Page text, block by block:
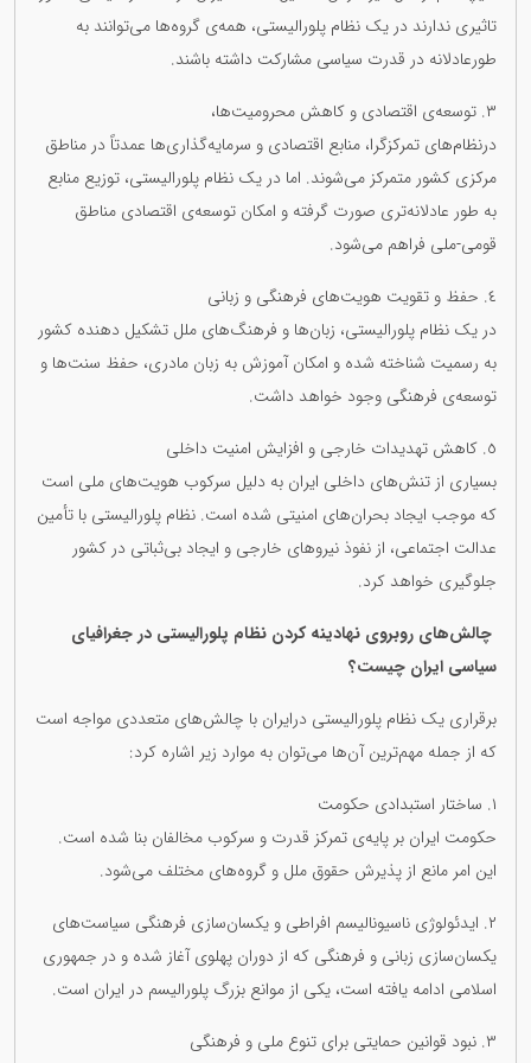
تاثیری ندارند در یک نظام پلورالیستی، همه‌ی گروه‌ها می‌توانند به
طورعادلانه در قدرت سیاسی مشارکت داشته باشند.
٣. توسعه‌ی اقتصادی و کاهش محرومیت‌ها،
درنظام‌های تمرکزگرا، منابع اقتصادی و سرمایه‌گذاری‌ها عمدتاً در مناطق
مرکزی کشور متمرکز می‌شوند. اما در یک نظام پلورالیستی، توزیع منابع
به طور عادلانه‌تری صورت گرفته و امکان توسعه‌ی اقتصادی مناطق
قومی-ملی فراهم می‌شود.
٤. حفظ و تقویت هویت‌های فرهنگی و زبانی
در یک نظام پلورالیستی، زبان‌ها و فرهنگ‌های ملل تشکیل دهندە کشور
به رسمیت شناخته شده و امکان آموزش به زبان مادری، حفظ سنت‌ها و
توسعه‌ی فرهنگی وجود خواهد داشت.
٥. کاهش تهدیدات خارجی و افزایش امنیت داخلی
بسیاری از تنش‌های داخلی ایران به دلیل سرکوب هویت‌های ملی است
که موجب ایجاد بحران‌های امنیتی شده است. نظام پلورالیستی با تأمین
عدالت اجتماعی، از نفوذ نیروهای خارجی و ایجاد بی‌ثباتی در کشور
جلوگیری خواهد کرد.
چالش‌های روبروی نهادینه کردن نظام پلورالیستی در جغرافیای
سیاسی ایران چیست؟
برقراری یک نظام پلورالیستی درایران با چالش‌های متعددی مواجه است
که از جمله مهم‌ترین آن‌ها می‌توان به موارد زیر اشاره کرد:
١. ساختار استبدادی حکومت
حکومت ایران بر پایه‌ی تمرکز قدرت و سرکوب مخالفان بنا شده است.
این امر مانع از پذیرش حقوق ملل و گروه‌های مختلف می‌شود.
٢. ایدئولوژی ناسیونالیسم افراطی و یکسان‌سازی فرهنگی‌ سیاست‌های
یکسان‌سازی زبانی و فرهنگی که از دوران پهلوی آغاز شده و در جمهوری
اسلامی ادامه یافته است، یکی از موانع بزرگ پلورالیسم در ایران است.
٣. نبود قوانین حمایتی برای تنوع ملی و فرهنگی